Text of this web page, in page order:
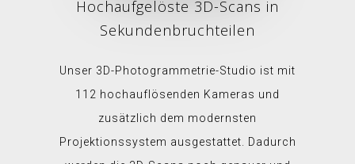
Hochaufgelöste 3D-Scans in
Sekundenbruchteilen
Unser 3D-Photogrammetrie-Studio ist mit
112 hochauflösenden Kameras und
zusätzlich dem modernsten
Projektionssystem ausgestattet. Dadurch